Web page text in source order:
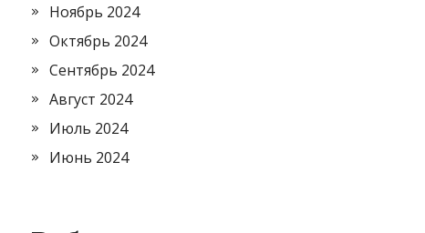
Ноябрь 2024
Октябрь 2024
Сентябрь 2024
Август 2024
Июль 2024
Июнь 2024